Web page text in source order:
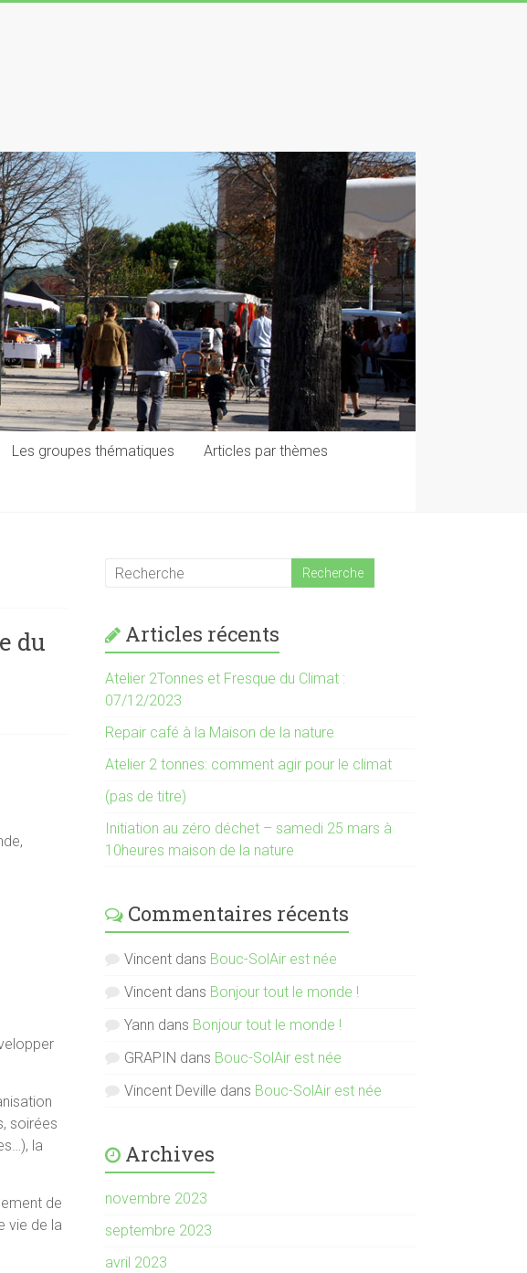
Les groupes thématiques Articles par thèmes
du
soirées
la
de
vie de la
Articles récents
Atelier 2Tonnes et Fresque du Climat :
07/12/2023
Repair café à la Maison de la nature
Atelier 2 tonnes: comment agir pour le climat
(pas de titre)
Initiation au zéro déchet – samedi 25 mars à
10heures maison de la nature
Commentaires récents
Vincent dans Bouc-SolAir est née
Vincent dans Bonjour tout le monde !
Yann dans Bonjour tout le monde !
GRAPIN dans Bouc-SolAir est née
Vincent Deville dans Bouc-SolAir est née
Archives
novembre 2023
septembre 2023
avril 2023